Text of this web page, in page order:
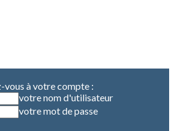
vous à votre compte :
votre nom d'utilisateur
votre mot de passe